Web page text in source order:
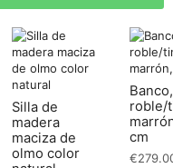
Silla de
madera
maciza de
olmo color
roble/
cm
€